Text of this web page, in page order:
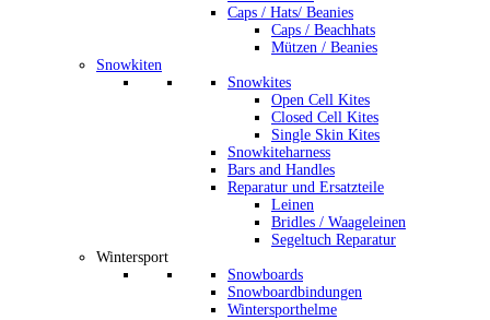
Caps / Hats/ Beanies
Caps / Beachhats
Mützen / Beanies
Snowkiten
Snowkites
Open Cell Kites
Closed Cell Kites
Single Skin Kites
Snowkiteharness
Bars and Handles
Reparatur und Ersatzteile
Leinen
Bridles / Waageleinen
Segeltuch Reparatur
Wintersport
Snowboards
Snowboardbindungen
Wintersporthelme